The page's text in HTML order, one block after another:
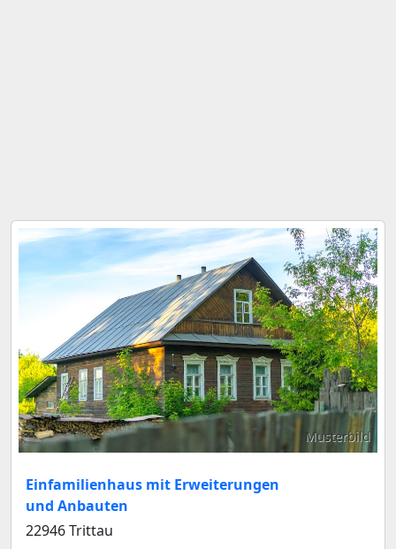
Musterbild
Einfamilienhaus mit Erweiterungen
und Anbauten
22946 Trittau